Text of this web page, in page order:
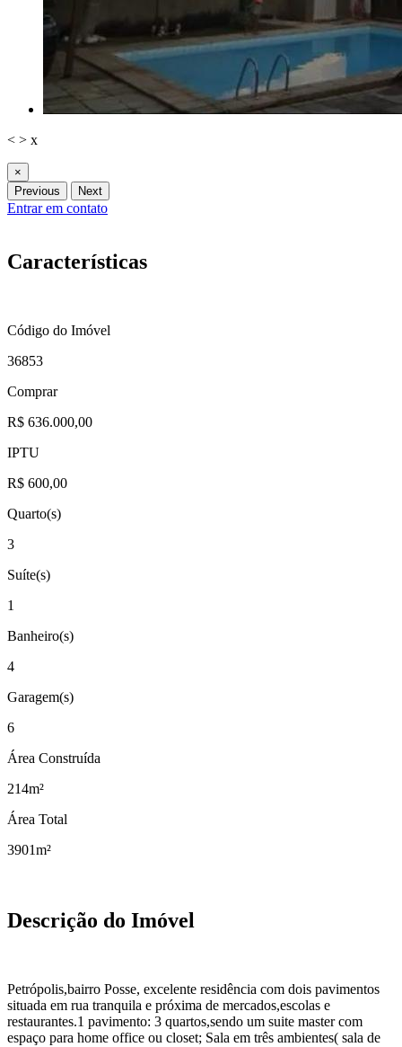
< > x
×
Previous
Next
Entrar em contato
Características
Código do Imóvel
36853
Comprar
R$ 636.000,00
IPTU
R$ 600,00
Quarto(s)
3
Suíte(s)
1
Banheiro(s)
4
Garagem(s)
6
Área Construída
214m²
Área Total
3901m²
Descrição do Imóvel
Petrópolis,bairro Posse, excelente residência com dois pavimentos
situada em rua tranquila e próxima de mercados,escolas e
restaurantes.1 pavimento: 3 quartos,sendo um suite master com
espaço para home office ou closet; Sala em três ambientes( sala de